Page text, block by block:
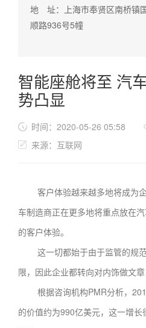
地 址：上海市奉贤区南桥镇
顺路936号5幢
智能座舱将至 汽
势凸显
时间：2020-05-26 05:58
来源：互联网
客户体验越来越多地将成为企
车制造商正在更多地将重点放在
的客户体验。
这一切都始于由于监管的规范
限，因此企业都转向对内饰做文
根据咨询机构PMR分析，
的价值约为990亿美元，这一增